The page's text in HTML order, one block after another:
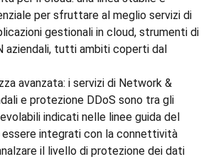
per sfruttare al meglio servizi di
gestionali in cloud, strumenti di
aziendali, tutti ambiti coperti dal
avanzata: i servizi di Network &
e protezione DDoS sono tra gli
indicati nelle linee guida del
essere integrati con la connettività
il livello di protezione dei dati